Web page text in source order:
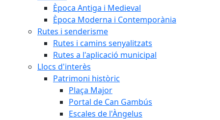
Època Antiga i Medieval
Època Moderna i Contemporània
Rutes i senderisme
Rutes i camins senyalitzats
Rutes a l'aplicació municipal
Llocs d'interès
Patrimoni històric
Plaça Major
Portal de Can Gambús
Escales de l'Àngelus